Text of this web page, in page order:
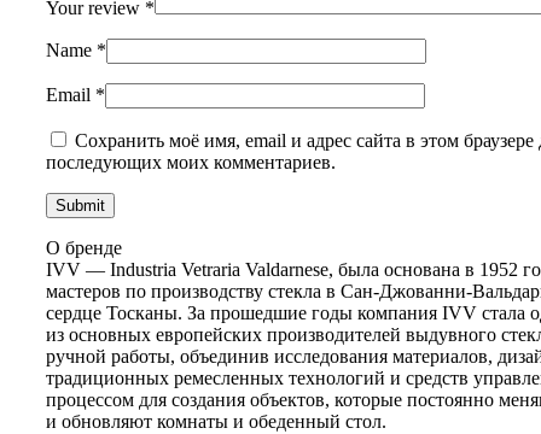
Your review *
Name *
Email *
Сохранить моё имя, email и адрес сайта в этом браузере
последующих моих комментариев.
О бренде
IVV — Industria Vetraria Valdarnese, была основана в 1952
мастеров по производству стекла в Сан-Джованни-
сердце Тосканы. За прошедшие годы компания IVV стала
из основных европейских производителей выдувного
ручной работы, объединив исследования материалов,
традиционных ремесленных технологий и средств
процессом для создания объектов, которые постоянно
и обновляют комнаты и обеденный стол.